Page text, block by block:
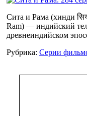
Сита и Рама (хинди
Ram) — индийский
древнеиндийском
Рубрика: Серии